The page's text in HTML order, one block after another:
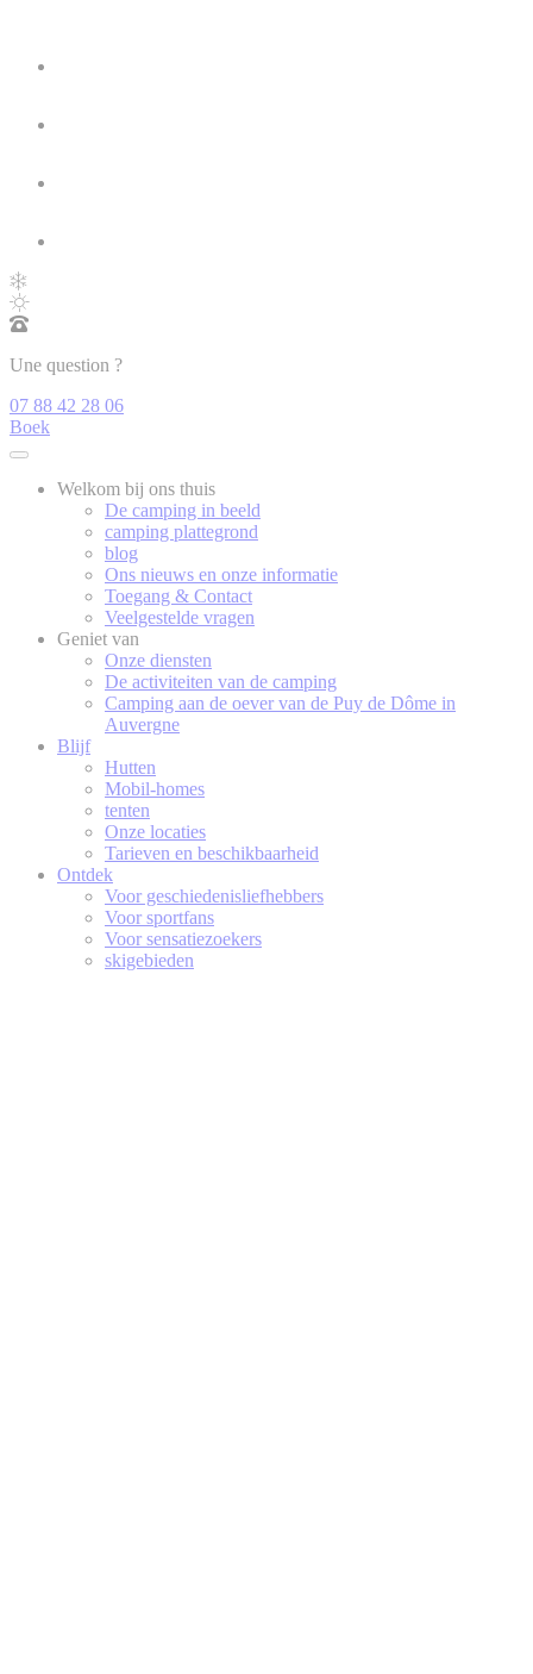
Une question ?
07 88 42 28 06
Boek
Welkom bij ons thuis
De camping in beeld
camping plattegrond
blog
Ons nieuws en onze informatie
Toegang & Contact
Veelgestelde vragen
Geniet van
Onze diensten
De activiteiten van de camping
Camping aan de oever van de Puy de Dôme in
Auvergne
Blijf
Hutten
Mobil-homes
tenten
Onze locaties
Tarieven en beschikbaarheid
Ontdek
Voor geschiedenisliefhebbers
Voor sportfans
Voor sensatiezoekers
skigebieden